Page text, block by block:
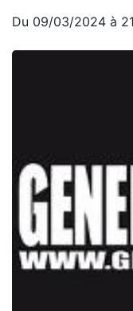
Du 09/03/2024 à